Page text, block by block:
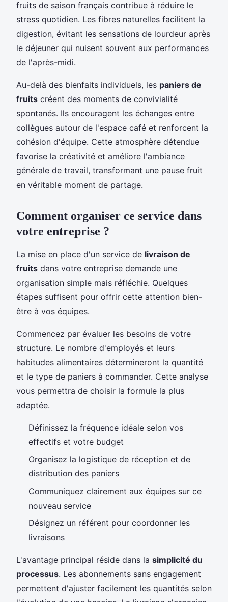
fruits de saison français contribue à réduire le
stress quotidien. Les fibres naturelles facilitent la
digestion, évitant les sensations de lourdeur après
le déjeuner qui nuisent souvent aux performances
de l'après-midi.
Au-delà des bienfaits individuels, les paniers de
fruits créent des moments de convivialité
spontanés. Ils encouragent les échanges entre
collègues autour de l'espace café et renforcent la
cohésion d'équipe. Cette atmosphère détendue
favorise la créativité et améliore l'ambiance
générale de travail, transformant une pause fruit
en véritable moment de partage.
Comment organiser ce service dans
votre entreprise ?
La mise en place d'un service de livraison de
fruits dans votre entreprise demande une
organisation simple mais réfléchie. Quelques
étapes suffisent pour offrir cette attention bien-
être à vos équipes.
Commencez par évaluer les besoins de votre
structure. Le nombre d'employés et leurs
habitudes alimentaires détermineront la quantité
et le type de paniers à commander. Cette analyse
vous permettra de choisir la formule la plus
adaptée.
Définissez la fréquence idéale selon vos
effectifs et votre budget
Organisez la logistique de réception et de
distribution des paniers
Communiquez clairement aux équipes sur ce
nouveau service
Désignez un référent pour coordonner les
livraisons
L'avantage principal réside dans la simplicité du
processus. Les abonnements sans engagement
permettent d'ajuster facilement les quantités selon